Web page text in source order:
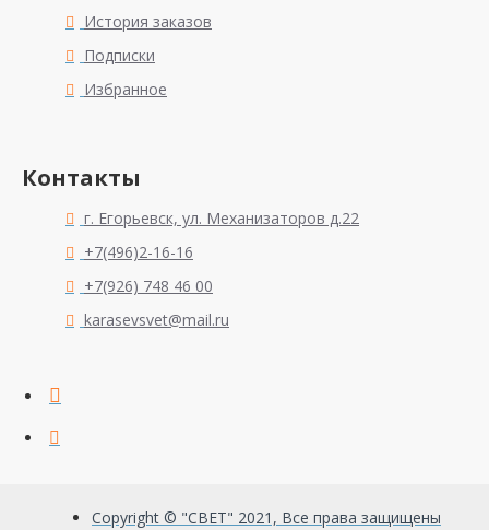
История заказов
Подписки
Избранное
Контакты
г. Егорьевск, ул. Механизаторов д.22
+7(496)2-16-16
+7(926) 748 46 00
karasevsvet@mail.ru
Copyright © "СВЕТ" 2021, Все права защищены